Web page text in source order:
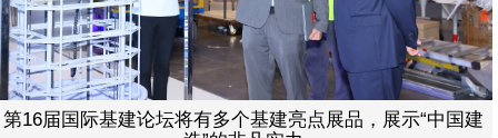
第16届国际基建论坛将有多个基建亮点展品，展示“中国建